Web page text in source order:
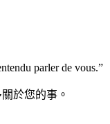
parler de vous.”
於您的事。